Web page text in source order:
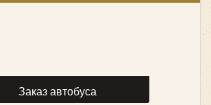
Заказ автобуса